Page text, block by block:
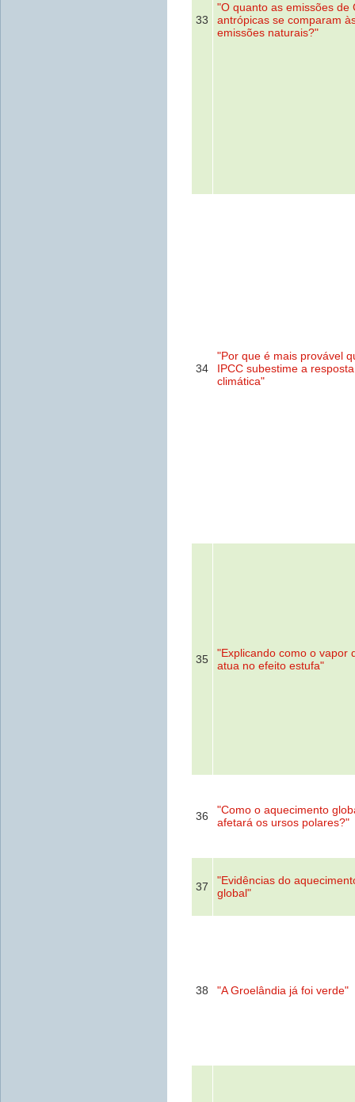
33
"O quanto as emissões de
antrópicas se comparam
emissões naturais?"
34
"Por que é mais provável
IPCC subestime a resposta
climática"
35
"Explicando como o vapor
atua no efeito estufa"
36
"Como o aquecimento
afetará os ursos polares?"
37
"Evidências do
global"
38 "A Groelândia já foi verde"